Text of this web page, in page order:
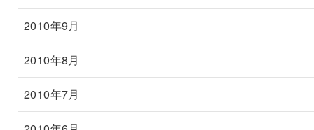
2010年9月
2010年8月
2010年7月